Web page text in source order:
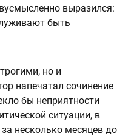
выразился:
быть
но и
напечатал сочинение
бы неприятности
ситуации, в
несколько месяцев до